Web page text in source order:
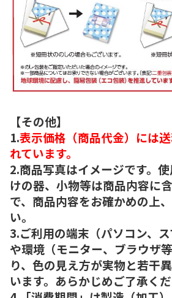
【その他】
1.表示価格（商品代金）には
れています。
2.商品写真はイメージです。
けの器、小物等は商品内容に
で、商品内容をお確かめの上
い。
3.ご利用の端末（パソコン、ス
や環境（モニター、ブラウザ
り、色の見え方が実物と若干
います。あらかじめご了承くだ